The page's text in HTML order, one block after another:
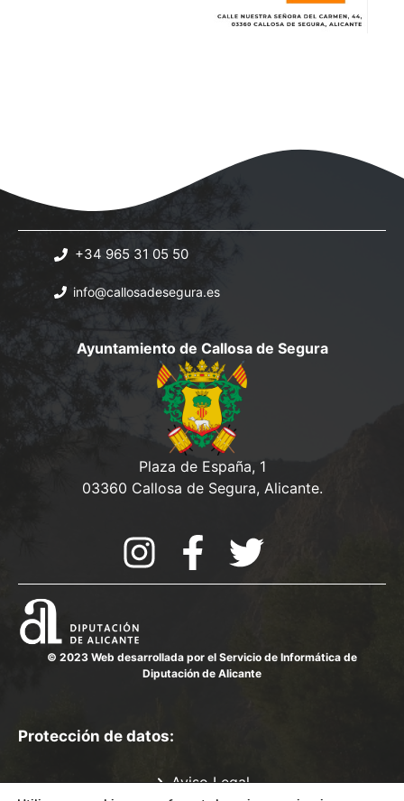
+34 965 31 05 50
info@callosadesegura.es
Ayuntamiento de Callosa de Segura
Plaza de España, 1
03360 Callosa de Segura, Alicante.
© 2023 Web desarrollada por el Servicio de Informática de
Diputación de Alicante
Protección de datos:
Aviso Legal